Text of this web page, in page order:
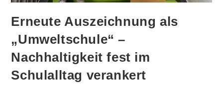
Erneute Auszeichnung als
„Umweltschule“ –
Nachhaltigkeit fest im
Schulalltag verankert